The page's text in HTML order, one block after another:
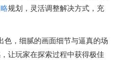
规划，灵活调整解决方式，充
色，细腻的画面细节与逼真的场
让玩家在探索过程中获得极佳